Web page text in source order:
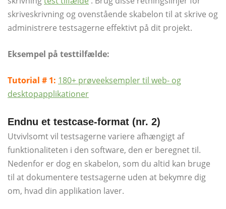
skriveskrivning og ovenstående skabelon til at skrive og
administrere testsagerne effektivt på dit projekt.
Eksempel på testtilfælde:
Tutorial # 1: 180+ prøveeksempler til web- og
desktopapplikationer
Endnu et testcase-format (nr. 2)
Utvivlsomt vil testsagerne variere afhængigt af
funktionaliteten i den software, den er beregnet til.
Nedenfor er dog en skabelon, som du altid kan bruge
til at dokumentere testsagerne uden at bekymre dig
om, hvad din applikation laver.